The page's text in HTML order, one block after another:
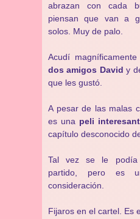
abrazan con cada
piensan que van a
solos. Muy de palo.
Acudí
dos amigos David y
que les gustó.
A pesar de las malas
es una peli
capítulo desconocido
Tal vez se le podía
partido, pero es
consideración.
Fijaros en el cartel. Es